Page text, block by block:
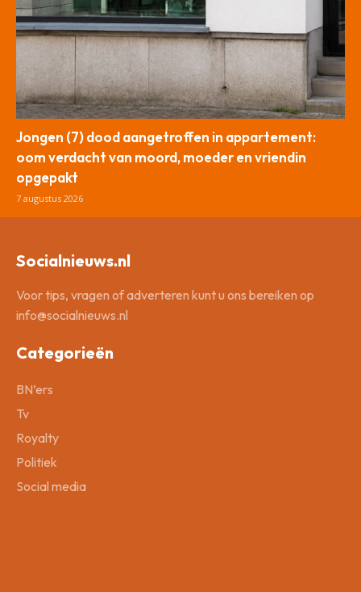
Jongen (7) dood aangetroffen in appartement:
oom verdacht van moord, moeder en vriendin
opgepakt
7 augustus 2026
Socialnieuws.nl
Voor tips, vragen of adverteren kunt u ons bereiken op
info@socialnieuws.nl
Categorieën
BN’ers
Tv
Royalty
Politiek
Social media